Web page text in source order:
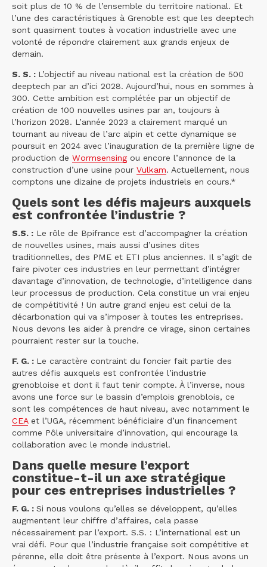
soit plus de 10 % de l’ensemble du territoire national. Et
l’une des caractéristiques à Grenoble est que les deeptech
sont quasiment toutes à vocation industrielle avec une
volonté de répondre clairement aux grands enjeux de
demain.
S. S. : L’objectif au niveau national est la création de 500
deeptech par an d’ici 2028. Aujourd’hui, nous en sommes à
300. Cette ambition est complétée par un objectif de
création de 100 nouvelles usines par an, toujours à
l’horizon 2028. L’année 2023 a clairement marqué un
tournant au niveau de l’arc alpin et cette dynamique se
poursuit en 2024 avec l’inauguration de la première ligne de
production de Wormsensing ou encore l’annonce de la
construction d’une usine pour Vulkam. Actuellement, nous
comptons une dizaine de projets industriels en cours.*
Quels sont les défis majeurs auxquels
est confrontée l’industrie ?
S.S. : Le rôle de Bpifrance est d’accompagner la création
de nouvelles usines, mais aussi d’usines dites
traditionnelles, des PME et ETI plus anciennes. Il s’agit de
faire pivoter ces industries en leur permettant d’intégrer
davantage d’innovation, de technologie, d’intelligence dans
leur processus de production. Cela constitue un vrai enjeu
de compétitivité ! Un autre grand enjeu est celui de la
décarbonation qui va s’imposer à toutes les entreprises.
Nous devons les aider à prendre ce virage, sinon certaines
pourraient rester sur la touche.
F. G. : Le caractère contraint du foncier fait partie des
autres défis auxquels est confrontée l’industrie
grenobloise et dont il faut tenir compte. À l’inverse, nous
avons une force sur le bassin d’emplois grenoblois, ce
sont les compétences de haut niveau, avec notamment le
CEAet l’UGA, récemment bénéficiaire d’un financement
comme Pôle universitaire d’innovation, qui encourage la
collaboration avec le monde industriel.
Dans quelle mesure l’export
constitue-t-il un axe stratégique
pour ces entreprises industrielles ?
F. G. : Si nous voulons qu’elles se développent, qu’elles
augmentent leur chiffre d’affaires, cela passe
nécessairement par l’export. S.S. : L’international est un
vrai défi. Pour que l’industrie française soit compétitive et
pérenne, elle doit être présente à l’export. Nous avons un